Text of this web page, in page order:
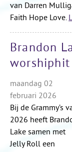
van Darren
Faith Hope Love.
Brandon
worshiphit
maandag 02
februari 2026
Bij de Grammy’s
2026 heeft
Lake samen met
Jelly Roll een